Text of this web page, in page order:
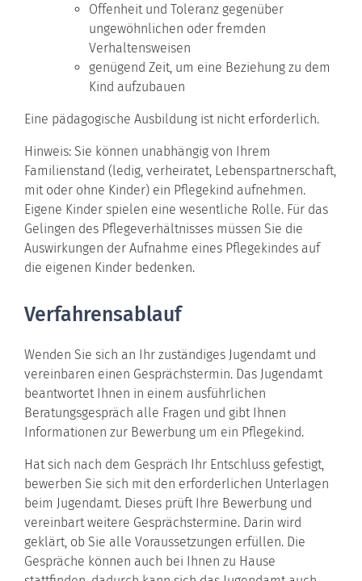
Offenheit und Toleranz gegenüber
ungewöhnlichen oder fremden
Verhaltensweisen
genügend Zeit, um eine Beziehung zu dem
Kind aufzubauen
Eine pädagogische Ausbildung ist nicht erforderlich.
Hinweis: Sie können unabhängig von Ihrem
Familienstand (ledig, verheiratet, Lebenspartnerschaft,
mit oder ohne Kinder) ein Pflegekind aufnehmen.
Eigene Kinder spielen eine wesentliche Rolle. Für das
Gelingen des Pflegeverhältnisses müssen Sie die
Auswirkungen der Aufnahme eines Pflegekindes auf
die eigenen Kinder bedenken.
Verfahrensablauf
Wenden Sie sich an Ihr zuständiges Jugendamt und
vereinbaren einen Gesprächstermin. Das Jugendamt
beantwortet Ihnen in einem ausführlichen
Beratungsgespräch alle Fragen und gibt Ihnen
Informationen zur Bewerbung um ein Pflegekind.
Hat sich nach dem Gespräch Ihr Entschluss gefestigt,
bewerben Sie sich mit den erforderlichen Unterlagen
beim Jugendamt. Dieses prüft Ihre Bewerbung und
vereinbart weitere Gesprächstermine. Darin wird
geklärt, ob Sie alle Voraussetzungen erfüllen. Die
Gespräche können auch bei Ihnen zu Hause